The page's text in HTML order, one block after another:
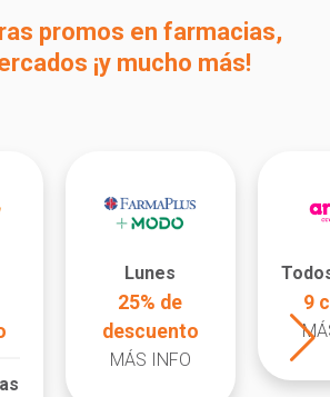
promos en farmacias,
¡y mucho más!
Lunes
25% de
descuento
MÁS INFO
9